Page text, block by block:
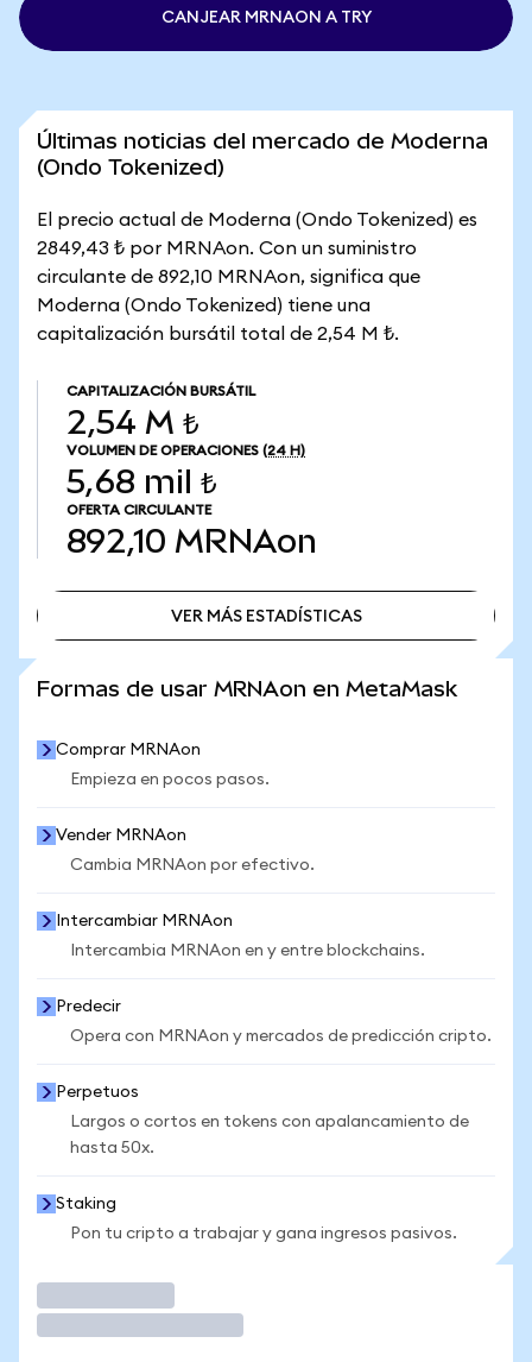
CANJEAR MRNAON A TRY
Últimas noticias del mercado de Moderna
(Ondo Tokenized)
El precio actual de Moderna (Ondo Tokenized) es
2849,43 ₺ por MRNAon. Con un suministro
circulante de 892,10 MRNAon, significa que
Moderna (Ondo Tokenized) tiene una
capitalización bursátil total de 2,54 M ₺.
CAPITALIZACIÓN BURSÁTIL
2,54 M ₺
VOLUMEN DE OPERACIONES (24 H)
5,68 mil ₺
OFERTA CIRCULANTE
892,10 MRNAon
VER MÁS ESTADÍSTICAS
Formas de usar MRNAon en MetaMask
Comprar MRNAon
Empieza en pocos pasos.
Vender MRNAon
Cambia MRNAon por efectivo.
Intercambiar MRNAon
Intercambia MRNAon en y entre blockchains.
Predecir
Opera con MRNAon y mercados de predicción cripto.
Perpetuos
Largos o cortos en tokens con apalancamiento de
hasta 50x.
Staking
Pon tu cripto a trabajar y gana ingresos pasivos.